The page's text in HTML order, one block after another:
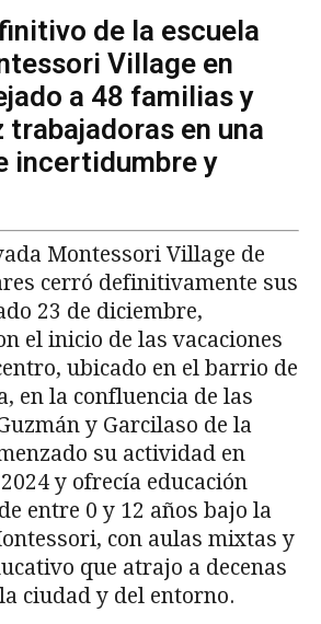
de la escuela
Village en
a 48 familias y
trabajadoras en una
incertidumbre y
Montessori Village de
cerró definitivamente sus
23 de diciembre,
el inicio de las vacaciones
ubicado en el barrio de
en la confluencia de las
y Garcilaso de la
su actividad en
y ofrecía educación
entre 0 y 12 años bajo la
con aulas mixtas y
que atrajo a decenas
ciudad y del entorno.